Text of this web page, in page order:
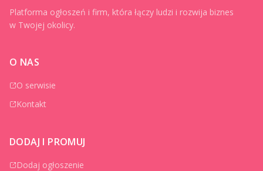
Platforma ogłoszeń i firm, która łączy ludzi i rozwija biznes
w Twojej okolicy.
O NAS
O serwisie
Kontakt
DODAJ I PROMUJ
Dodaj ogłoszenie